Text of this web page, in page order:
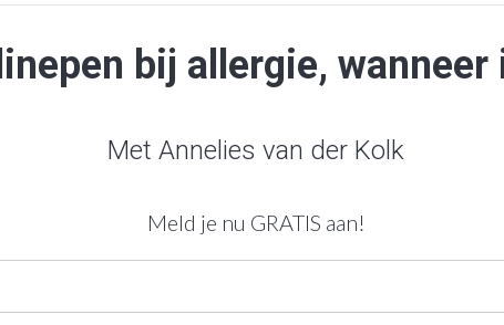
bij allergie,
Met Annelies van der Kolk
Meld je nu GRATIS aan!